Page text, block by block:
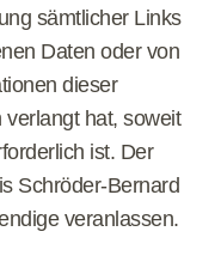
sämtlicher Links
Daten oder von
dieser
hat, soweit
ist. Der
Schröder-Bernard
veranlassen.